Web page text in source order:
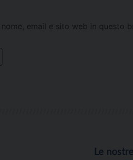
email e sito web in questo
Le